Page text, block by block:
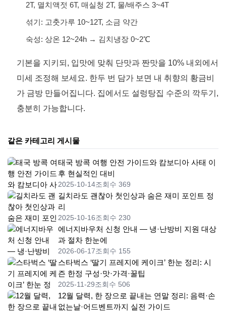
2T, 멸치액젓 6T, 매실청 2T, 물/배주스 3~4T
섞기: 고춧가루 10~12T, 소금 약간
숙성: 상온 12~24h → 김치냉장 0~2℃
기본을 지키되, 입맛에 맞춰 단맛과 짠맛을 10% 내외에서
미세 조정해 보세요. 한두 번 담가 보면 내 취향의 황금비
가 금방 만들어집니다. 집에서도 설렁탕집 수준의 깍두기,
충분히 가능합니다.
같은 카테고리 게시물
태국 방콕 여행 안전 가이드와 캄보디아 사태 이
후 현실적인 대비
2025-10-14조회수 369
길치라도 괜찮아 첫인상과 숨은 재미 포인트 정
리
2025-10-16조회수 230
에너지바우처 신청 안내 — 냉·난방비 지원 대상
과 절차 한눈에
2026-06-17조회수 155
스타벅스 ‘딸기 프레지에 케이크’ 한눈 정리: 시
즌 한정 구성·맛·가격·꿀팁
2025-11-29조회수 506
12월 달력, 한 장으로 끝내는 연말 정리: 음력·손
없는날·어드벤트까지 실전 가이드